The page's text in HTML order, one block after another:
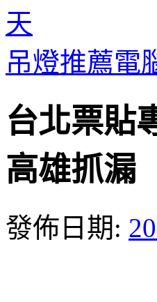
天
吊燈推薦電
台北票貼
高雄抓漏
發佈日期: